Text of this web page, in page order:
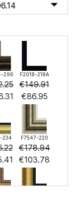
296 F2018-218A
€149.91
€86.95
234 F7547-220
€178.94
€103.78